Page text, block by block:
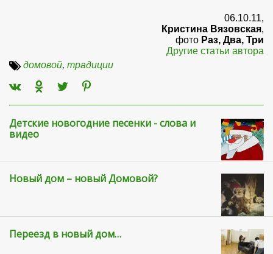
06.10.11,
Кристина Вязовская,
фото Раз, Два, Три
Другие статьи автора
домовой, традиции
Детские новогодние песенки - слова и
видео
Новый дом – новый Домовой?
Переезд в новый дом…